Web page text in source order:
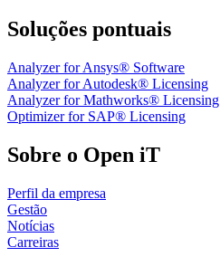
Soluções pontuais
Analyzer for Ansys® Software
Analyzer for Autodesk® Licensing
Analyzer for Mathworks® Licensing
Optimizer for SAP® Licensing
Sobre o Open iT
Perfil da empresa
Gestão
Notícias
Carreiras